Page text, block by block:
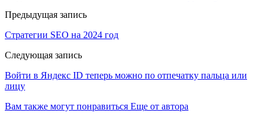
Предыдущая запись
Стратегии SEO на 2024 год
Следующая запись
Войти в Яндекс ID теперь можно по отпечатку пальца или
лицу
Вам также могут понравиться Еще от автора